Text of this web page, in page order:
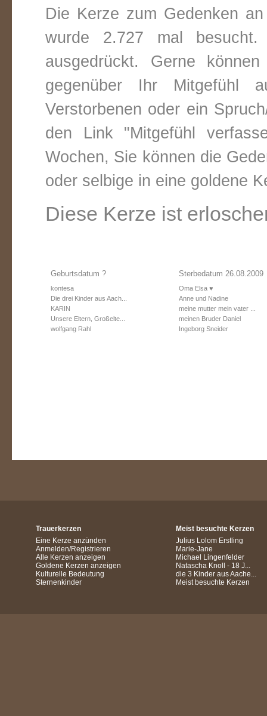
Die Kerze zum Gedenken
wurde 2.727 mal
ausgedrückt. Gerne
gegenüber Ihr Mitgefühl
Verstorbenen oder ein
den Link "Mitgefühl
Wochen, Sie können die
oder selbige in eine goldene
Diese Kerze ist
Geburtsdatum ?
kontesa
Die drei Kinder aus Aach...
KARIN
Unsere Eltern, Großelte...
wolfgang Rahl
Sterbedatum 26.08.2009
Oma Elsa ♥
Anne und Nadine
meine mutter mein vater ...
meinen Bruder Daniel
Ingeborg Sneider
Trauerkerzen
Eine Kerze anzünden
Anmelden/Registrieren
Alle Kerzen anzeigen
Goldene Kerzen anzeigen
Kulturelle Bedeutung
Sternenkinder
Meist besuchte Kerzen
Julius Lolom Erstling
Marie-Jane
Michael Lingenfelder
Natascha Knoll - 18 J...
die 3 Kinder aus Aache...
Meist besuchte Kerzen